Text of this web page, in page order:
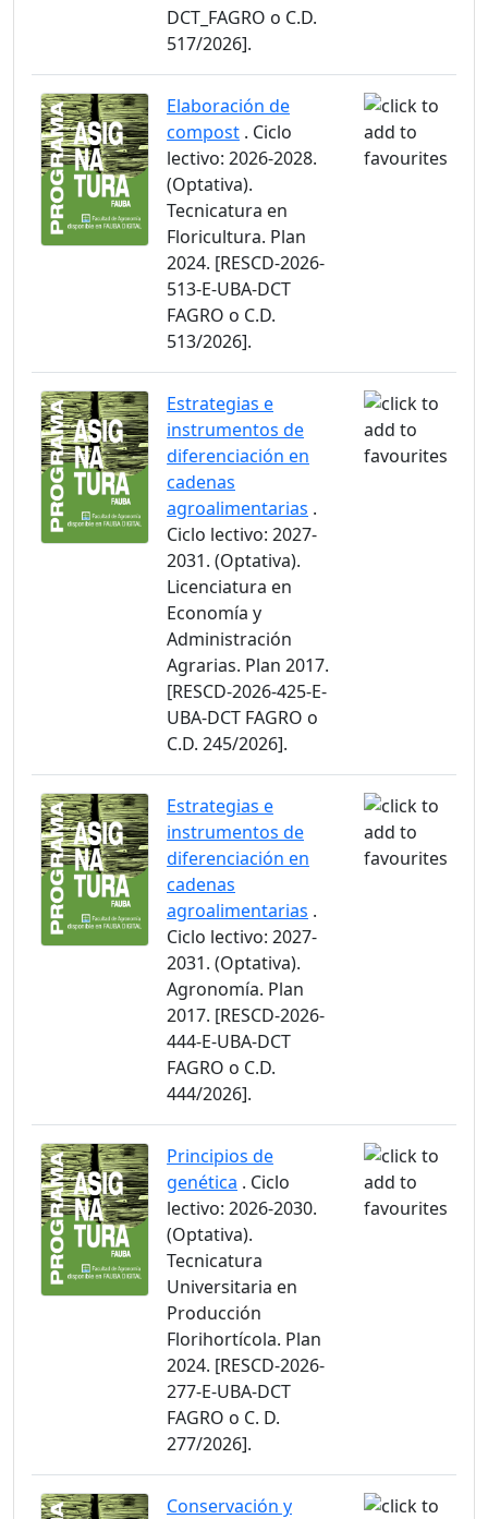
DCT_FAGRO o C.D.
517/2026].
Elaboración de
compost . Ciclo
lectivo: 2026-2028.
(Optativa).
Tecnicatura en
Floricultura. Plan
2024. [RESCD-2026-
513-E-UBA-DCT
FAGRO o C.D.
513/2026].
Estrategias e
instrumentos de
diferenciación en
cadenas
agroalimentarias .
Ciclo lectivo: 2027-
2031. (Optativa).
Licenciatura en
Economía y
Administración
Agrarias. Plan 2017.
[RESCD-2026-425-E-
UBA-DCT FAGRO o
C.D. 245/2026].
Estrategias e
instrumentos de
diferenciación en
cadenas
agroalimentarias .
Ciclo lectivo: 2027-
2031. (Optativa).
Agronomía. Plan
2017. [RESCD-2026-
444-E-UBA-DCT
FAGRO o C.D.
444/2026].
Principios de
genética . Ciclo
lectivo: 2026-2030.
(Optativa).
Tecnicatura
Universitaria en
Producción
Florihortícola. Plan
2024. [RESCD-2026-
277-E-UBA-DCT
FAGRO o C. D.
277/2026].
Conservación y